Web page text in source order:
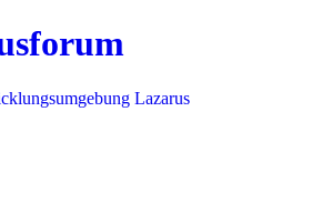
Lazarus